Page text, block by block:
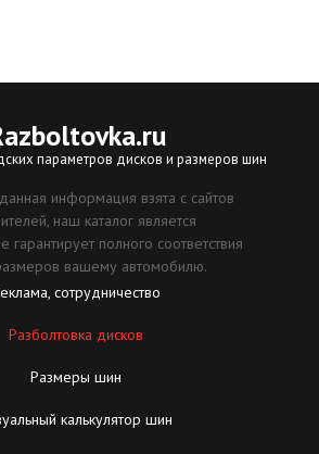
.ru
параметров дисков и размеров шин
информация взята с сайтов
наш каталог является
полного соответствия
вашему автомобилю.
сотрудничество
Разболтовка дисков
Размеры шин
калькулятор шин